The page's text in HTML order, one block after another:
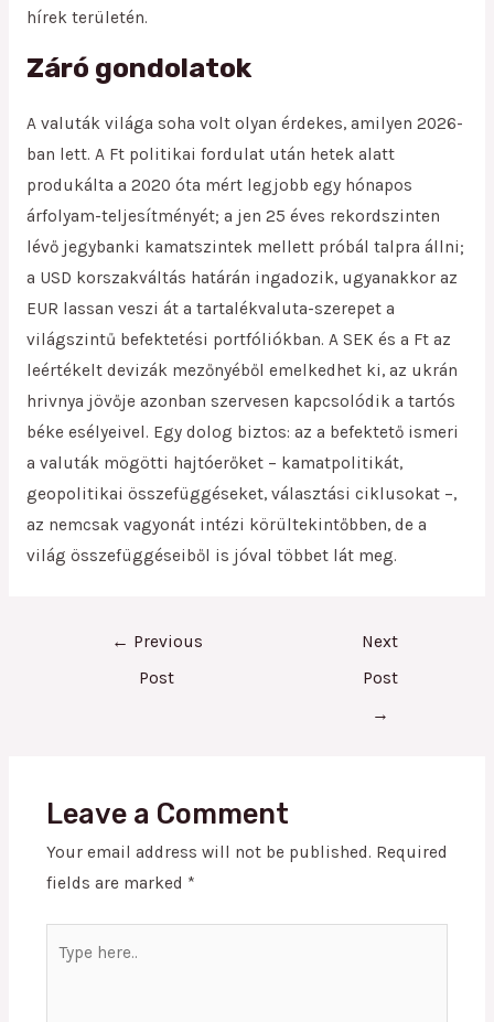
hírek területén.
Záró gondolatok
A valuták világa soha volt olyan érdekes, amilyen 2026-
ban lett. A Ft politikai fordulat után hetek alatt
produkálta a 2020 óta mért legjobb egy hónapos
árfolyam-teljesítményét; a jen 25 éves rekordszinten
lévő jegybanki kamatszintek mellett próbál talpra állni;
a USD korszakváltás határán ingadozik, ugyanakkor az
EUR lassan veszi át a tartalékvaluta-szerepet a
világszintű befektetési portfóliókban. A SEK és a Ft az
leértékelt devizák mezőnyéből emelkedhet ki, az ukrán
hrivnya jövője azonban szervesen kapcsolódik a tartós
béke esélyeivel. Egy dolog biztos: az a befektető ismeri
a valuták mögötti hajtóerőket – kamatpolitikát,
geopolitikai összefüggéseket, választási ciklusokat –,
az nemcsak vagyonát intézi körültekintőbben, de a
világ összefüggéseiből is jóval többet lát meg.
← Previous
Post
Next
Post
→
Leave a Comment
Your email address will not be published. Required
fields are marked *
here..